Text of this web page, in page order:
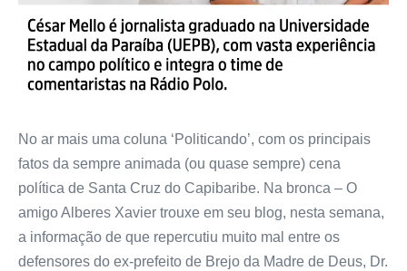
No ar mais uma coluna ‘Politicando’, com os principais
fatos da sempre animada (ou quase sempre) cena
política de Santa Cruz do Capibaribe. Na bronca – O
amigo Alberes Xavier trouxe em seu blog, nesta semana,
a informação de que repercutiu muito mal entre os
defensores do ex-prefeito de Brejo da Madre de Deus, Dr.